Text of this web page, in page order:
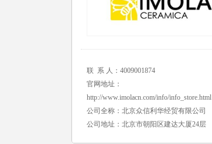
联 系 人：4009001874
官网地址：
http://www.imolacn.com/info/info_store.html
公司全称：北京众信利华经贸有限公司
公司地址：北京市朝阳区建达大厦24层